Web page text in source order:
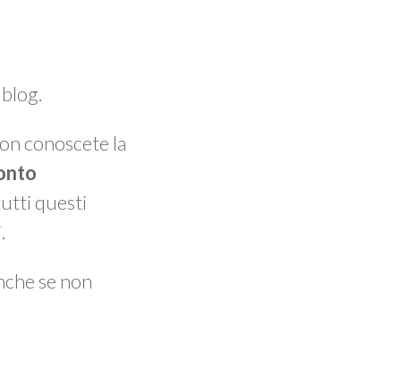
conoscete la
questi
se non